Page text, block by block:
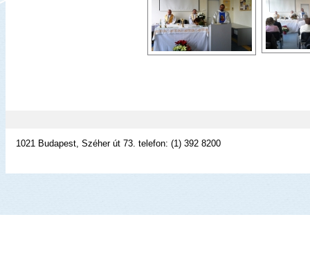
1021 Budapest, Széher út 73. telefon: (1) 392 8200